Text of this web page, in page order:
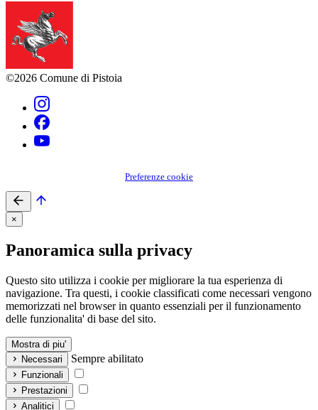
©2026 Comune di Pistoia
Preferenze cookie
×
Panoramica sulla privacy
Questo sito utilizza i cookie per migliorare la tua esperienza di
navigazione. Tra questi, i cookie classificati come necessari vengono
memorizzati nel browser in quanto essenziali per il funzionamento
delle funzionalita' di base del sito.
Mostra di piu'
Necessari
Sempre abilitato
Funzionali
Prestazioni
Analitici